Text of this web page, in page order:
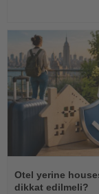
Oku
Otel yerine
dikkat edilmeli?